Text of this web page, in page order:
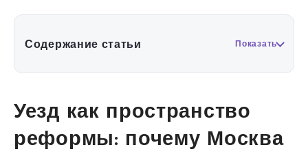
Содержание статьи Показать
Уезд как пространство
реформы: почему Москва